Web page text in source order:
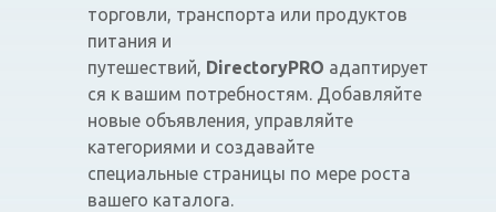
торговли, транспорта или продуктов
питания и
путешествий, DirectoryPRO адаптирует
ся к вашим потребностям. Добавляйте
новые объявления, управляйте
категориями и создавайте
специальные страницы по мере роста
вашего каталога.